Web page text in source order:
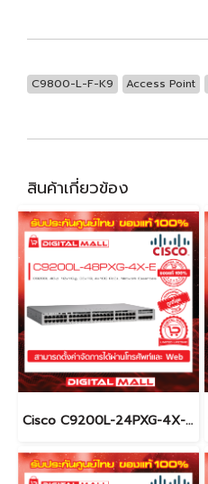
C9800-L-F-K9 Access Point
สินค้าเกี่ยวข้อง
Cisco C9200L-24PXG-4X-E อุปกรณ์ขยายสัญญาณ (Gigabit Switch Hub)